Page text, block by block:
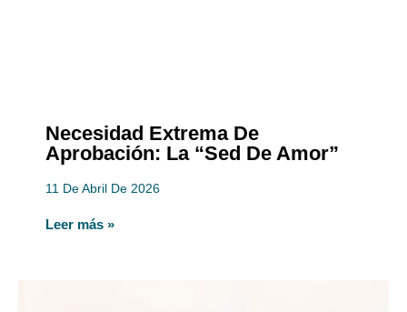
Necesidad Extrema De
Aprobación: La “sed De Amor”
11 De Abril De 2026
Leer más »